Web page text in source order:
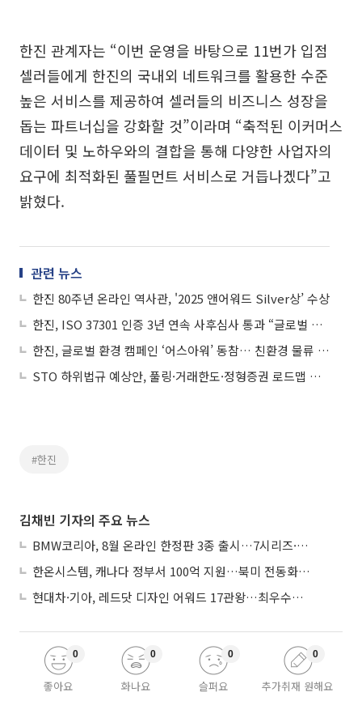
한진 관계자는 “이번 운영을 바탕으로 11번가 입점
셀러들에게 한진의 국내외 네트워크를 활용한 수준
높은 서비스를 제공하여 셀러들의 비즈니스 성장을
돕는 파트너십을 강화할 것”이라며 “축적된 이커머스
데이터 및 노하우와의 결합을 통해 다양한 사업자의
요구에 최적화된 풀필먼트 서비스로 거듭나겠다”고
밝혔다.
관련 뉴스
한진 80주년 온라인 역사관, '2025 앤어워드 Silver상’ 수상
한진, ISO 37301 인증 3년 연속 사후심사 통과 “글로벌 수준 준법경영 재확인”
한진, 글로벌 환경 캠페인 ‘어스아워’ 동참… 친환경 물류 실천 앞장
STO 하위법규 예상안, 풀링·거래한도·정형증권 로드맵 제시
#한진
김채빈 기자의 주요 뉴스
BMW코리아, 8월 온라인 한정판 3종 출시…7시리즈·X7·M340i 투어링
한온시스템, 캐나다 정부서 100억 지원…북미 전동화 시장 가속
현대차·기아, 레드닷 디자인 어워드 17관왕…최우수상 2개 수상
좋아요
0
화나요
0
슬퍼요
0
추가취재 원해요
0